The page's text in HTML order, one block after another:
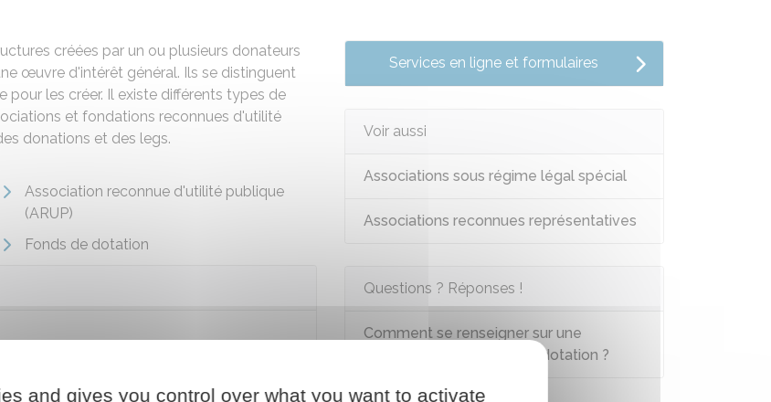
créées par un ou plusieurs donateurs
œuvre d'intérêt général. Ils se distinguent
les créer. Il existe différents types de
et fondations reconnues d'utilité
donations et des legs.
Association reconnue d'utilité publique
(ARUP)
Fonds de dotation
Services en ligne et formulaires
Voir aussi
Associations sous régime légal spécial
Associations reconnues représentatives
Questions ? Réponses !
Comment se renseigner sur une
fondation ou un fonds de dotation ?
and gives you control over what you want to activate